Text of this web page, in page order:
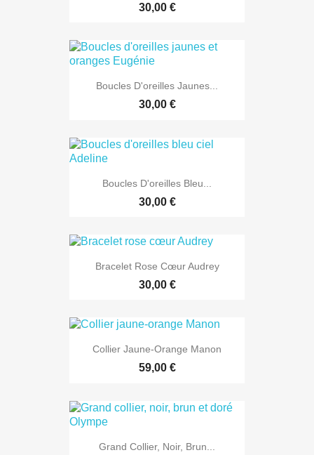
30,00 €
Boucles D'oreilles Jaunes...
30,00 €
Boucles D'oreilles Bleu...
30,00 €
Bracelet Rose Cœur Audrey
30,00 €
Collier Jaune-Orange Manon
59,00 €
Grand Collier, Noir, Brun...